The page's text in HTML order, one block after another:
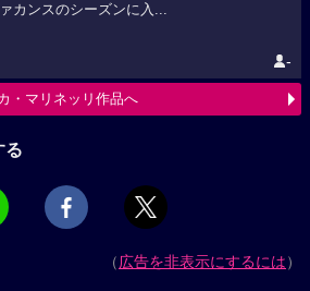
カンスのシーズンに入...
-
・マリネッリ作品へ
る
（広告を非表示にするには）